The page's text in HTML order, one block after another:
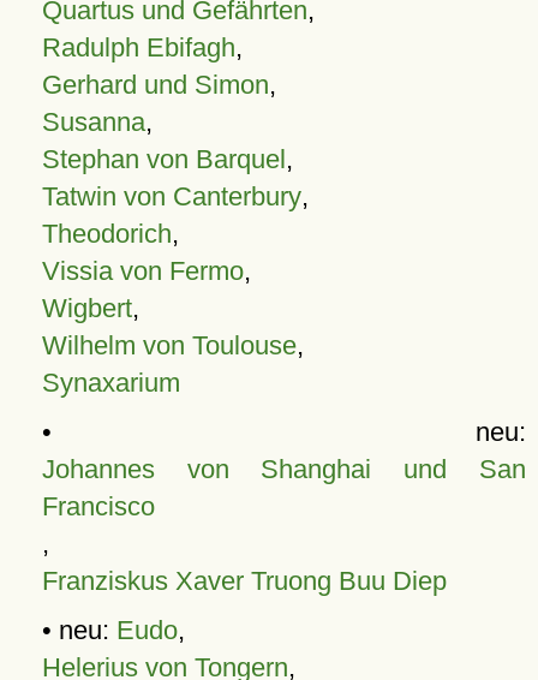
Quartus und Gefährten,
Radulph Ebifagh,
Gerhard und Simon,
Susanna,
Stephan von Barquel,
Tatwin von Canterbury,
Theodorich,
Vissia von Fermo,
Wigbert,
Wilhelm von Toulouse,
Synaxarium
• neu:
Johannes von Shanghai und San
Francisco
,
Franziskus Xaver Truong Buu Diep
• neu: Eudo,
Helerius von Tongern,